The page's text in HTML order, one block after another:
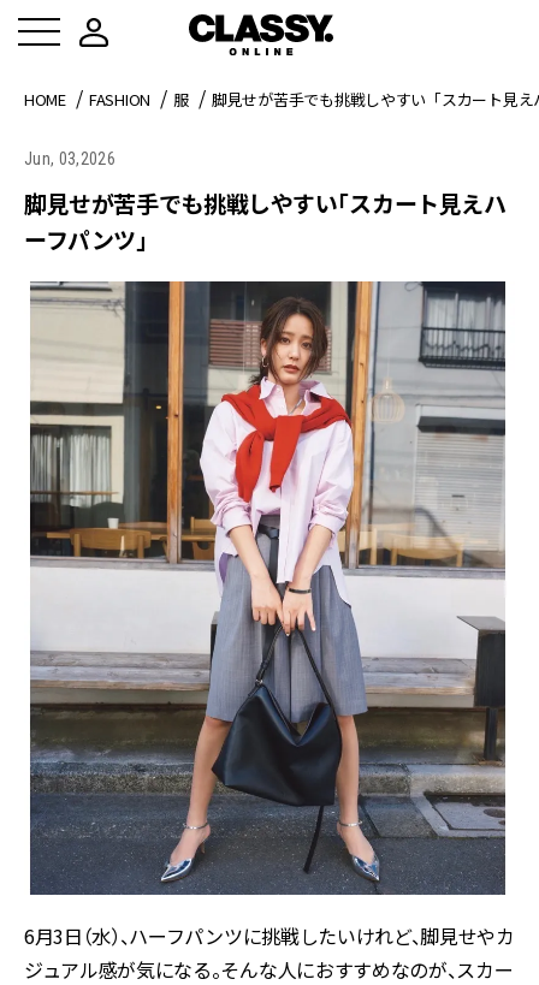
HOME FASHION 服 脚見せが苦手でも挑戦しやすい「スカート見
Jun, 03,2026
脚見せが苦手でも挑戦しやすい「スカート見えハ
ーフパンツ」
6月3日（水）、ハーフパンツに挑戦したいけれど、脚見せやカ
ジュアル感が気になる。そんな人におすすめなのが、スカー